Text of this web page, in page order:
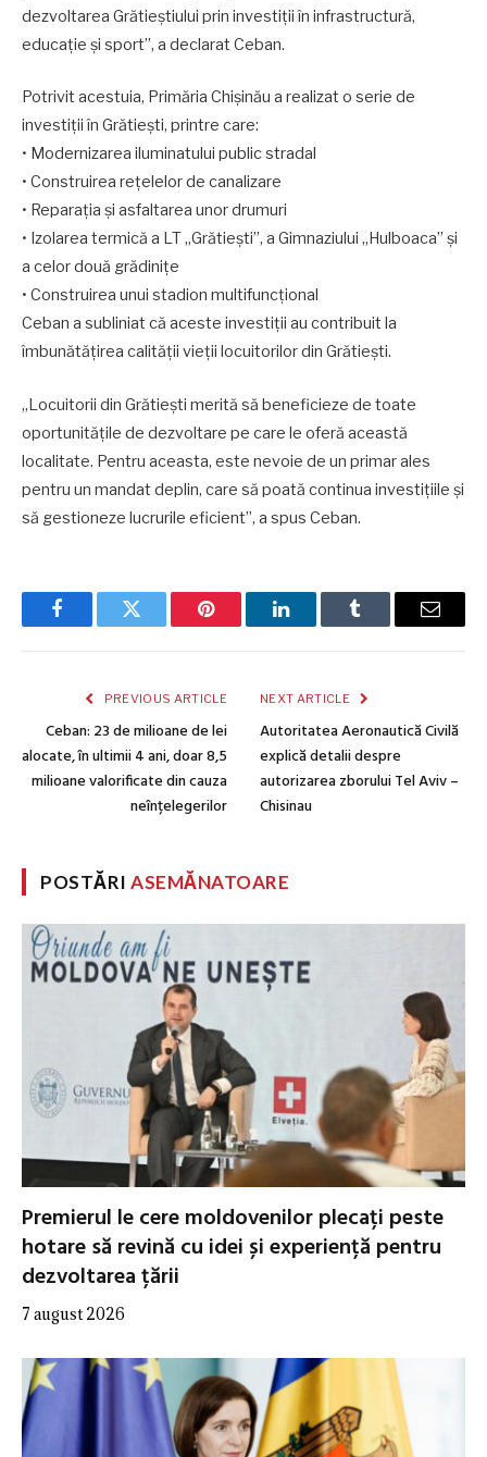
dezvoltarea Grătieștiului prin investiții în infrastructură,
educație și sport”, a declarat Ceban.
Potrivit acestuia, Primăria Chișinău a realizat o serie de
investiții în Grătiești, printre care:
• Modernizarea iluminatului public stradal
• Construirea rețelelor de canalizare
• Reparația și asfaltarea unor drumuri
• Izolarea termică a LT „Grătiești”, a Gimnaziului „Hulboaca” și
a celor două grădinițe
• Construirea unui stadion multifuncțional
Ceban a subliniat că aceste investiții au contribuit la
îmbunătățirea calității vieții locuitorilor din Grătiești.
„Locuitorii din Grătiești merită să beneficieze de toate
oportunitățile de dezvoltare pe care le oferă această
localitate. Pentru aceasta, este nevoie de un primar ales
pentru un mandat deplin, care să poată continua investițiile și
să gestioneze lucrurile eficient”, a spus Ceban.
FacebookTwitter Pinterest LinkedInTumblr Email
PREVIOUS ARTICLE
Ceban: 23 de milioane de lei
alocate, în ultimii 4 ani, doar 8,5
milioane valorificate din cauza
neînțelegerilor
NEXT ARTICLE
Autoritatea Aeronautică Civilă
explică detalii despre
autorizarea zborului Tel Aviv –
Chisinau
POSTĂRIASEMĂNATOARE
Premierul le cere moldovenilor plecați peste
hotare să revină cu idei și experiență pentru
dezvoltarea țării
7 august 2026